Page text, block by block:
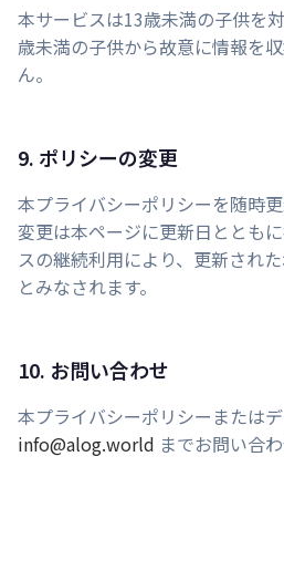
本サービスは13歳未満の子供を
歳未満の子供から故意に情報を
ん。
9. ポリシーの変更
本プライバシーポリシーを随時
変更は本ページに更新日ととも
スの継続利用により、更新され
とみなされます。
10. お問い合わせ
本プライバシーポリシーまたは
info@alog.world までお問い合